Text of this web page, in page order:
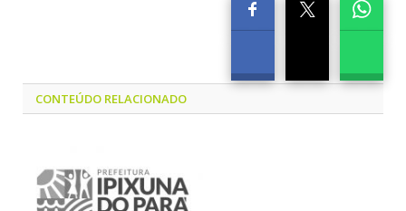
CONTEÚDO RELACIONADO